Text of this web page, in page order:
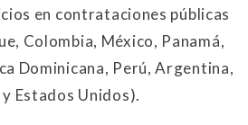
en contrataciones públicas
Colombia, México, Panamá,
Dominicana, Perú, Argentina,
Estados Unidos).